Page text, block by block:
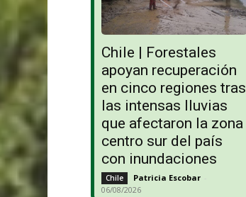
Chile | Forestales
apoyan recuperación
en cinco regiones tras
las intensas lluvias
que afectaron la zona
centro sur del país
con inundaciones
Chile Patricia Escobar -
06/08/2026